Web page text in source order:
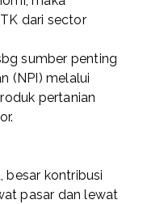
dari sector
sumber penting
(NPI) melalui
pertanian
besar kontribusi
pasar dan lewat